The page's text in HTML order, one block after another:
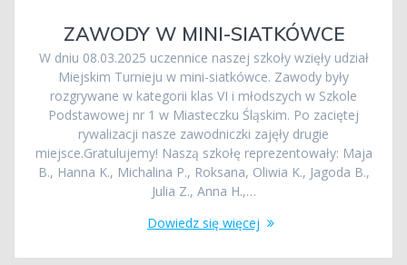
ZAWODY W MINI-SIATKÓWCE
W dniu 08.03.2025 uczennice naszej szkoły wzięły udział
Miejskim Turnieju w mini-siatkówce. Zawody były
rozgrywane w kategorii klas VI i młodszych w Szkole
Podstawowej nr 1 w Miasteczku Śląskim. Po zaciętej
rywalizacji nasze zawodniczki zajęły drugie
miejsce.Gratulujemy! Naszą szkołę reprezentowały: Maja
B., Hanna K., Michalina P., Roksana, Oliwia K., Jagoda B.,
Julia Z., Anna H.,…
Dowiedz się więcej